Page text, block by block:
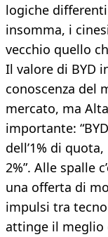
logiche
insomma, i
vecchio quello
Il valore di BYD
conoscenza del
mercato, ma
importante:
dell’1% di
2%”. Alle spalle
una offerta di
impulsi tra
attinge il meglio